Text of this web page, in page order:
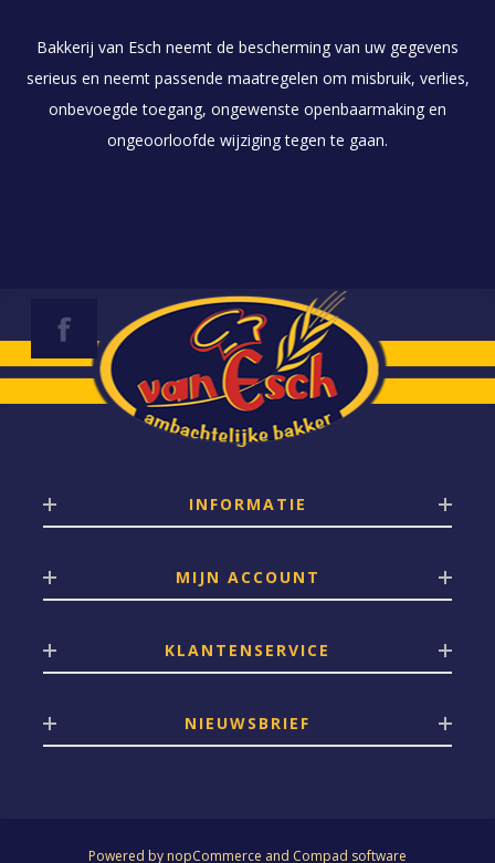
Bakkerij van Esch neemt de bescherming van uw gegevens
serieus en neemt passende maatregelen om misbruik, verlies,
onbevoegde toegang, ongewenste openbaarmaking en
ongeoorloofde wijziging tegen te gaan.
INFORMATIE
MIJN ACCOUNT
KLANTENSERVICE
NIEUWSBRIEF
Powered by nopCommerce and Compad software